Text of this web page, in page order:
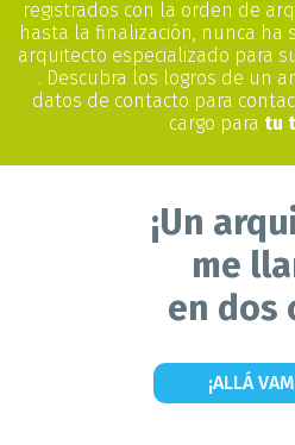
registrados con la orden de
hasta la finalización, nunca ha
arquitecto especializado para
. Descubra los logros de un
datos de contacto para
cargo para tu
¡Un
me
en dos
¡ALLÁ